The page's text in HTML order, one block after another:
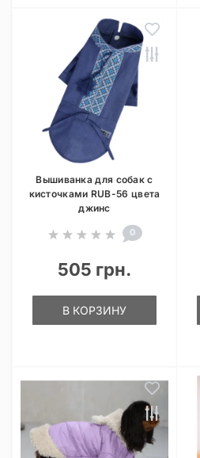
Вышиванка для собак с
кисточками RUB-56 цвета
джинс
0
505 грн.
В КОРЗИНУ